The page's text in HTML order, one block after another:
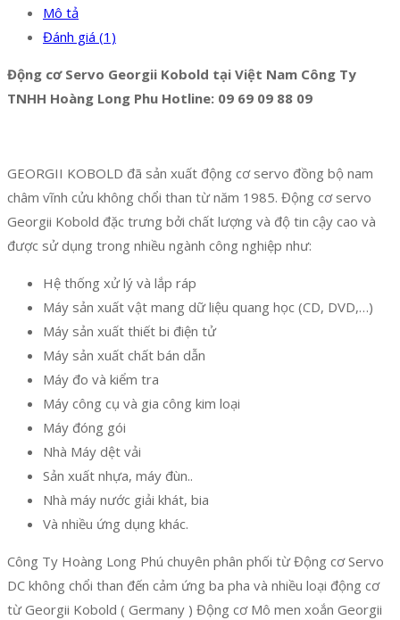
Mô tả
Đánh giá (1)
Động cơ Servo Georgii Kobold tại Việt Nam Công Ty
TNHH Hoàng Long Phu Hotline: 09 69 09 88 09
GEORGII KOBOLD đã sản xuất động cơ servo đồng bộ nam
châm vĩnh cửu không chổi than từ năm 1985. Động cơ servo
Georgii Kobold đặc trưng bởi chất lượng và độ tin cậy cao và
được sử dụng trong nhiều ngành công nghiệp như:
Hệ thống xử lý và lắp ráp
Máy sản xuất vật mang dữ liệu quang học (CD, DVD,…)
Máy sản xuất thiết bi điện tử
Máy sản xuất chất bán dẫn
Máy đo và kiểm tra
Máy công cụ và gia công kim loại
Máy đóng gói
Nhà Máy dệt vải
Sản xuất nhựa, máy đùn..
Nhà máy nước giải khát, bia
Và nhiều ứng dụng khác.
Công Ty Hoàng Long Phú chuyên phân phối từ Động cơ Servo
DC không chổi than đến cảm ứng ba pha và nhiều loại động cơ
từ Georgii Kobold ( Germany ) Động cơ Mô men xoắn Georgii